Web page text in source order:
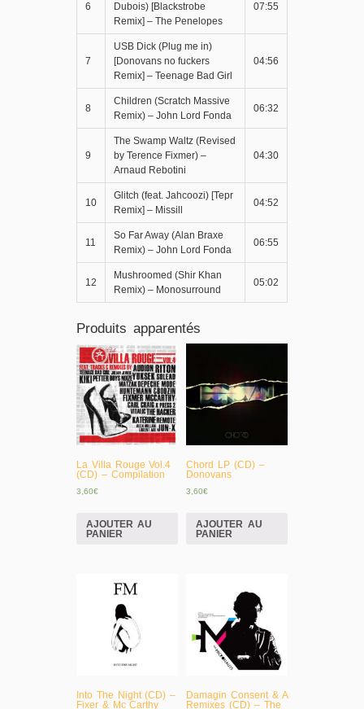
6
Dubois) [Blackstrobe
Remix] – The Penelopes
07:55
7
USB Dick (Plug me in)
[Donovans no fuckers
Remix] – Teenage Bad Girl
04:56
8
Children (Scratch Massive
Remix) – John Lord Fonda
06:32
9
The Swamp Waltz (Revised
by Terence Fixmer) –
Arnaud Rebotini
04:30
10
Glitch (feat. Jahcoozi) [Tepr
Remix] – Missill
04:52
11
So Far Away (Alan Braxe
Remix) – John Lord Fonda
06:55
12
Mushroomed (Shir Khan
Remix) – Monosurround
05:02
Produits apparentés
La Villa Rouge Vol.4
(CD) – Compilation
3,60€
AJOUTER AU
PANIER
Chord LP (CD) –
Donovans
3,60€
AJOUTER AU
PANIER
Into The Night (CD) –
Fixer & Mc Carthy
Damagin Consent & A
Remixes (CD) – The